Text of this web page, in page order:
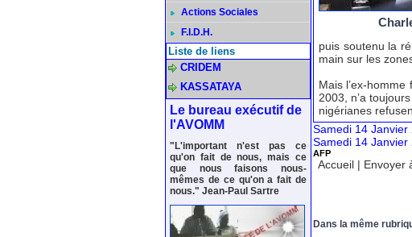
Actions Sociales
F.I.D.H.
Liste de liens
CRIDEM
KASSATAYA
Le bureau exécutif de
l'AVOMM
"L'important n'est pas ce
qu'on fait de nous, mais ce
que nous faisons nous-
mêmes de ce qu'on a fait de
nous." Jean-Paul Sartre
puis soutenu la
main sur les
Mais l’ex-
2003, n’a
nigérianes
Samedi 14 Janvier
Samedi 14 Janvier
AFP
Accueil | Envoyer
Dans la même